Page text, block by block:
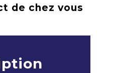
de chez vous